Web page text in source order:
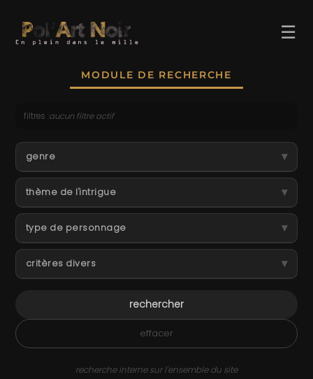
☰
ACCUEIL
TROMBINO
INDEX
RECHERCHE
BLOG
LIENS & FESTIVALS
ADMIN
MODULE DE RECHERCHE
filtres :aucun filtre actif
genre ▾
thème de l'intrigue ▾
type de personnage ▾
critères divers ▾
effacer
recherche interne sur l'ensemble du site